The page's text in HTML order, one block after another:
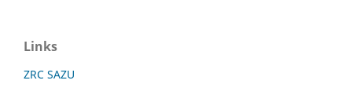
Links
ZRC SAZU